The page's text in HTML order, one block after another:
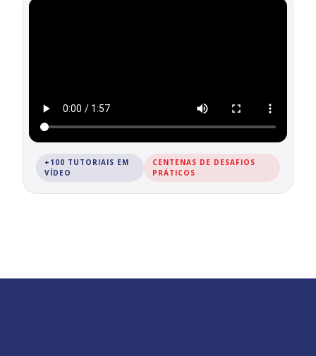
+100 TUTORIAIS EM
VÍDEO
CENTENAS DE DESAFIOS
PRÁTICOS